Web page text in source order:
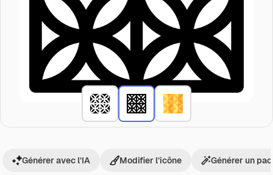
Générer avec l’IA Modifier l’icône Générer un